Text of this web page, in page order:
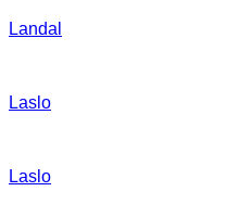
Landal
Laslo
Laslo